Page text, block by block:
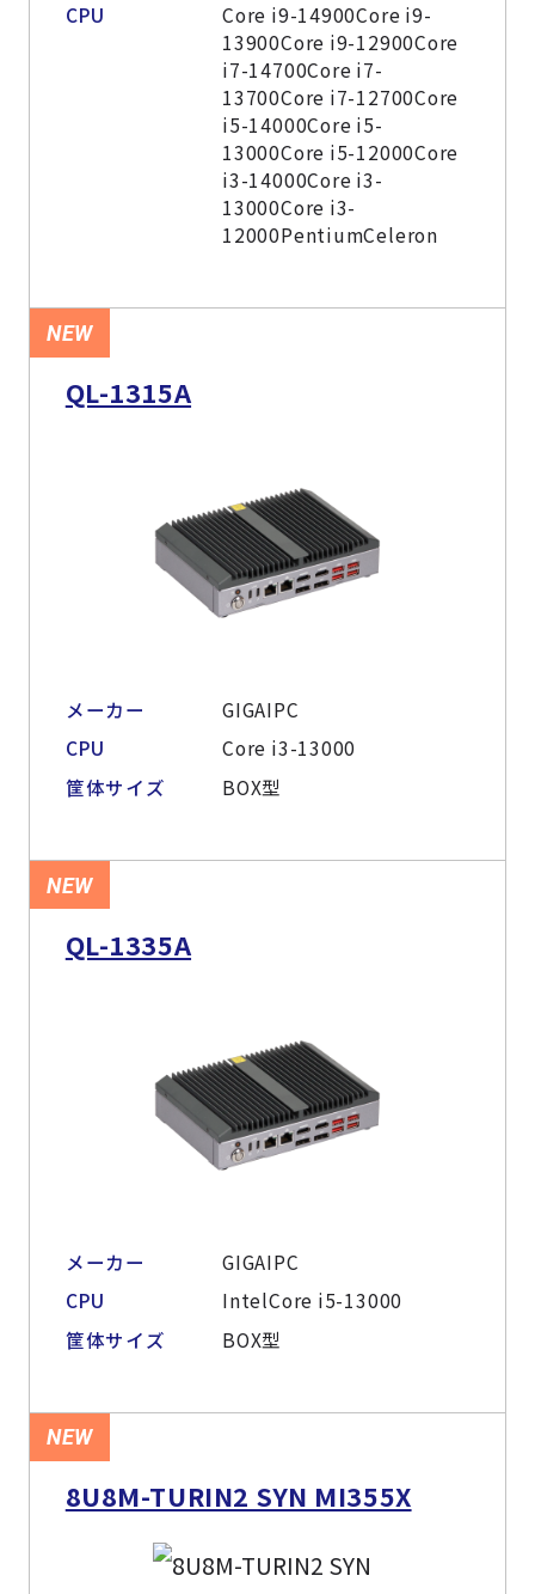
CPU
Core i9-14900Core i9-
13900Core i9-12900Core
i7-14700Core i7-
13700Core i7-12700Core
i5-14000Core i5-
13000Core i5-12000Core
i3-14000Core i3-
13000Core i3-
12000PentiumCeleron
NEW
QL-1315A
メーカー
GIGAIPC
CPU
Core i3-13000
筐体サイズ
BOX型
NEW
QL-1335A
メーカー
GIGAIPC
CPU
IntelCore i5-13000
筐体サイズ
BOX型
NEW
8U8M-TURIN2 SYN MI355X